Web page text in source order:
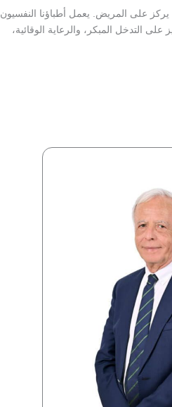
على المريض. يعمل أطباؤنا النفسيون
التدخل المبكر، والرعاية الوقائية،